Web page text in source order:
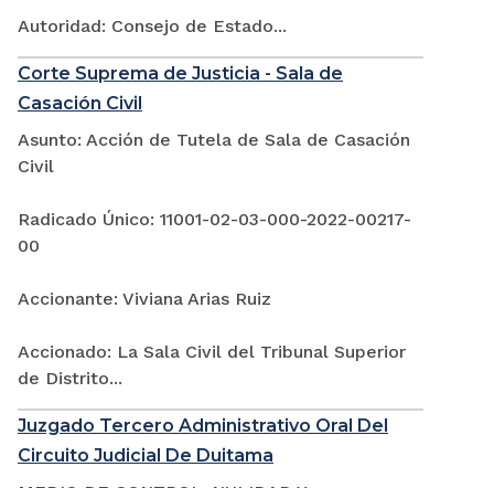
Autoridad: Consejo de Estado...
Corte Suprema de Justicia - Sala de
Casación Civil
Asunto: Acción de Tutela de Sala de Casación
Civil
Radicado Único: 11001-02-03-000-2022-00217-
00
Accionante: Viviana Arias Ruiz
Accionado: La Sala Civil del Tribunal Superior
de Distrito...
Juzgado Tercero Administrativo Oral Del
Circuito Judicial De Duitama